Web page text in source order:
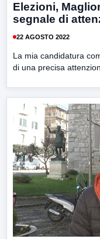
Elezioni,
segnale di
22 AGOSTO 2022
La mia candidatura
di una precisa